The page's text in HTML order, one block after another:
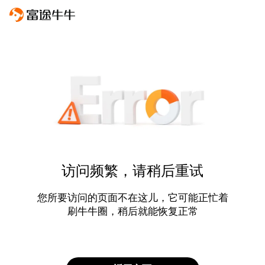
访问频繁，请稍后重试
您所要访问的页面不在这儿，它可能正忙着
刷牛牛圈，稍后就能恢复正常